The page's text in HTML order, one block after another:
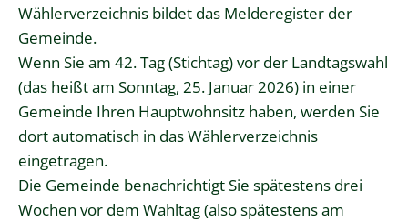
Wählerverzeichnis bildet das Melderegister der
Gemeinde.
Wenn Sie am 42. Tag (Stichtag) vor der Landtagswahl
(das heißt am Sonntag, 25. Januar 2026) in einer
Gemeinde Ihren Hauptwohnsitz haben, werden Sie
dort automatisch in das Wählerverzeichnis
eingetragen.
Die Gemeinde benachrichtigt Sie spätestens drei
Wochen vor dem Wahltag (also spätestens am